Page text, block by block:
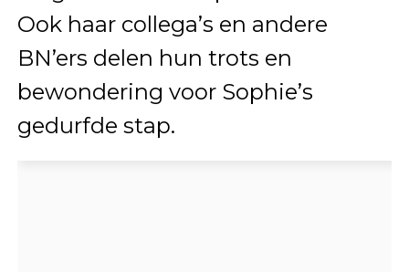
Ook haar collega’s en andere
BN’ers delen hun trots en
bewondering voor Sophie’s
gedurfde stap.